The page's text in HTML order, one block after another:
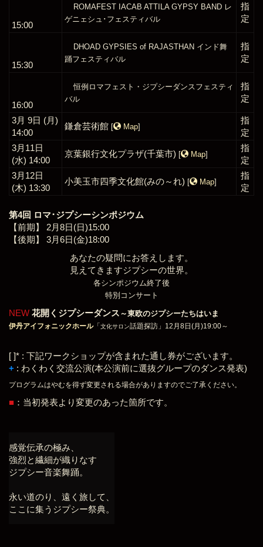
15:00
ROMAFEST IACAB ATTILA GYPSY BAND レ
ゲニェシュ･フェスティバル
指
定
15:30
DHOAD GYPSIES of RAJASTHAN インド舞
踊フェスティバル
指
定
16:00
恒例ロマフェスト・ジプシーダンスフェスティ
バル
指
定
3月 9日 (月)
14:00
鎌倉芸術館 [ Map]
指
定
3月11日
(水) 14:00
京葉銀行文化プラザ(千葉市) [ Map]
指
定
3月12日
(木) 13:30
小美玉市四季文化館(みの～れ) [ Map]
指
定
第4回 ロマ･ジプシーシンポジウム
【前期】 2月8日(日)15:00
【後期】 3月6日(金)18:00
あなたの疑問にお答えします。
見えてきますジプシーの世界。
各シンポジウム終了後
特別コンサート
NEW 花開くジプシーダンス ～東欧のジプシーたちはいま
伊丹アイフォニックホール「文化サロン話題探訪」12月8日(月)19:00～
[ ]* : 下記ワークショップが含まれた通し券がございます。
+ : わくわく交流公演(本公演前に選抜グループのダンス発表)
プログラムはやむを得ず変更される場合がありますのでご了承ください。
■ ：当初発表より変更のあった箇所です。
感覚伝承の極み、
強烈と繊細が織りなす
ジプシー音楽舞踊。
永い道のり、遠く旅して、
ここに集うジプシー祭典。